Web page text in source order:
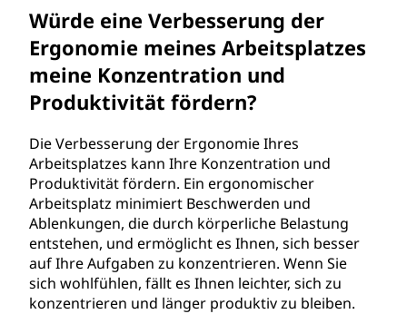
Würde eine Verbesserung der
Ergonomie meines Arbeitsplatzes
meine Konzentration und
Produktivität fördern?
Die Verbesserung der Ergonomie Ihres
Arbeitsplatzes kann Ihre Konzentration und
Produktivität fördern. Ein ergonomischer
Arbeitsplatz minimiert Beschwerden und
Ablenkungen, die durch körperliche Belastung
entstehen, und ermöglicht es Ihnen, sich besser
auf Ihre Aufgaben zu konzentrieren. Wenn Sie
sich wohlfühlen, fällt es Ihnen leichter, sich zu
konzentrieren und länger produktiv zu bleiben.